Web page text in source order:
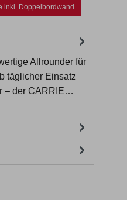
inkl. Doppelbordwand
Allrounder für
täglicher Einsatz
– der CARRIE…